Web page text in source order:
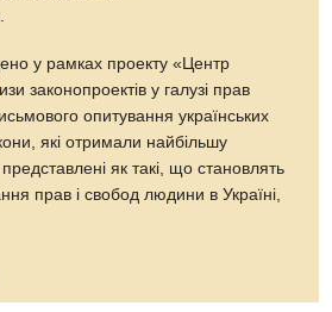
у рамках проекту «Центр
законопроектів у галузі прав
опитування українських
які отримали найбільшу
представлені як такі, що становлять
прав і свобод людини в Україні,